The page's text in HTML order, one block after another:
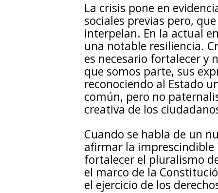
La crisis pone en
sociales previas pero,
interpelan. En la actual
una notable resiliencia.
es necesario fortalecer y
que somos parte, sus
reconociendo al Estado
común, pero no
creativa de los
Cuando se habla de un
afirmar la imprescindible
fortalecer el pluralismo
el marco de la
el ejercicio de los